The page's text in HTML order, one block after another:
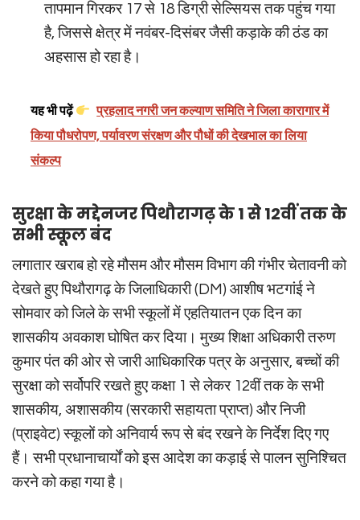
तापमान गिरकर 17 से 18 डिग्री सेल्सियस तक पहुंच गया
है, जिससे क्षेत्र में नवंबर-दिसंबर जैसी कड़ाके की ठंड का
अहसास हो रहा है।
यह भी पढ़ें
प्रहलाद नगरी जन कल्याण समिति ने जिला कारागार में
किया पौधरोपण, पर्यावरण संरक्षण और पौधों की देखभाल का लिया
संकल्प
सुरक्षा के मद्देनजर पिथौरागढ़ के 1 से 12वीं तक के
सभी स्कूल बंद
लगातार खराब हो रहे मौसम और मौसम विभाग की गंभीर चेतावनी को
देखते हुए पिथौरागढ़ के जिलाधिकारी (DM) आशीष भटगांई ने
सोमवार को जिले के सभी स्कूलों में एहतियातन एक दिन का
शासकीय अवकाश घोषित कर दिया। मुख्य शिक्षा अधिकारी तरुण
कुमार पंत की ओर से जारी आधिकारिक पत्र के अनुसार, बच्चों की
सुरक्षा को सर्वोपरि रखते हुए कक्षा 1 से लेकर 12वीं तक के सभी
शासकीय, अशासकीय (सरकारी सहायता प्राप्त) और निजी
(प्राइवेट) स्कूलों को अनिवार्य रूप से बंद रखने के निर्देश दिए गए
हैं। सभी प्रधानाचार्यों को इस आदेश का कड़ाई से पालन सुनिश्चित
करने को कहा गया है।